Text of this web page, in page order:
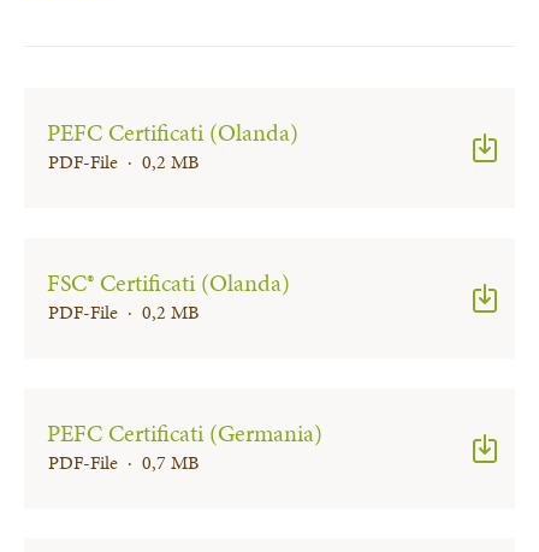
PEFC Certificati (Olanda)
PDF-File · 0,2 MB
FSC® Certificati (Olanda)
PDF-File · 0,2 MB
PEFC Certificati (Germania)
PDF-File · 0,7 MB